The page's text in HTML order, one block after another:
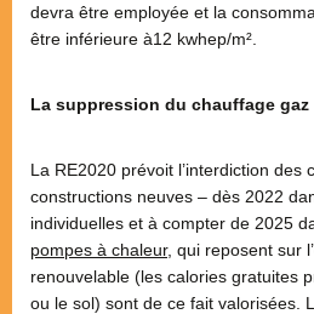
devra être employée et la
être inférieure à12 kwhep/m².
La suppression du chauffage gaz
La RE2020 prévoit l’interdiction des
constructions neuves – dès 2022
individuelles et à compter de 2025
pompes à chaleur, qui reposent sur
renouvelable (les calories gratuites
ou le sol) sont de ce fait valorisées.